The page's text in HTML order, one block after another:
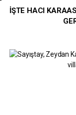
İŞTE HACI